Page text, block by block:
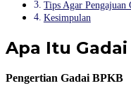
Tips Agar
Kesimpulan
Apa Itu Gadai
Pengertian Gadai BPKB